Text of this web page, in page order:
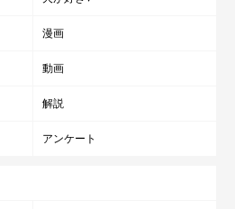
漫画
動画
解説
アンケート